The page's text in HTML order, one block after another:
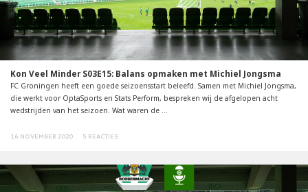
Kon Veel Minder S03E15: Balans opmaken met Michiel Jongsma
FC Groningen heeft een goede seizoensstart beleefd. Samen met Michiel Jongsma,
die werkt voor OptaSports en Stats Perform, bespreken wij de afgelopen acht
wedstrijden van het seizoen. Wat waren de ...
16 NOVEMBER 2020 5 REACTIES